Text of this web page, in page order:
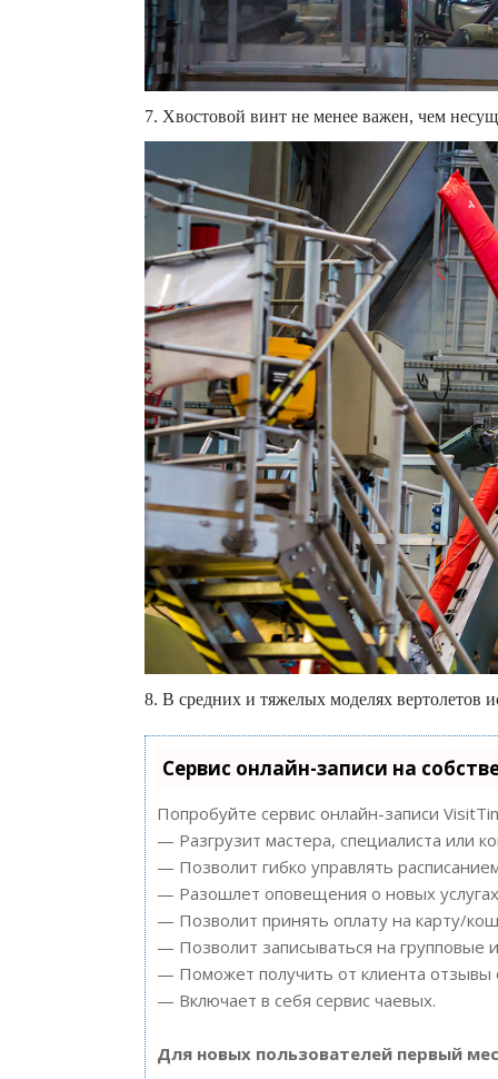
7. Хвостовой винт не менее важен, чем
8. В средних и тяжелых моделях вертолетов
Сервис онлайн-записи на
Попробуйте сервис онлайн-записи
— Разгрузит мастера, специалиста или
— Позволит гибко управлять
— Разошлет оповещения о новых
— Позволит принять оплату на карту/
— Позволит записываться на групповые
— Поможет получить от клиента отзывы
— Включает в себя сервис чаевых.
Для новых пользователей первый